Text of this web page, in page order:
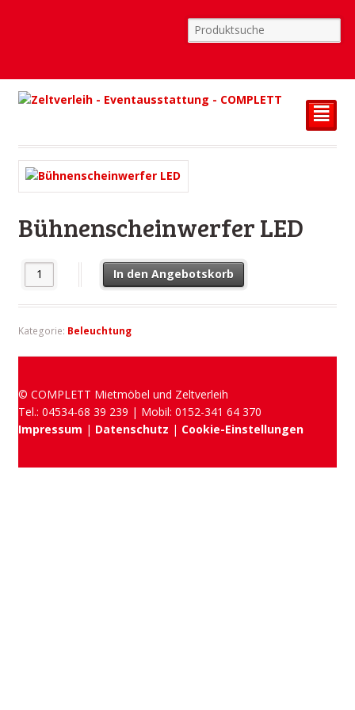
²
Bühnenscheinwerfer LED
Bühnenscheinwerfer LED Menge
In den Angebotskorb
Kategorie: Beleuchtung
© COMPLETT Mietmöbel und Zeltverleih
Tel.: 04534-68 39 239 | Mobil: 0152-341 64 370
Impressum | Datenschutz | Cookie-Einstellungen